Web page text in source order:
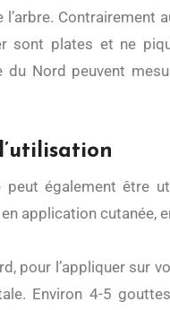
l’arbre. Contrairement
sont plates et ne
du Nord peuvent
peut également être
application cutanée,
pour l’appliquer sur
Environ 4-5